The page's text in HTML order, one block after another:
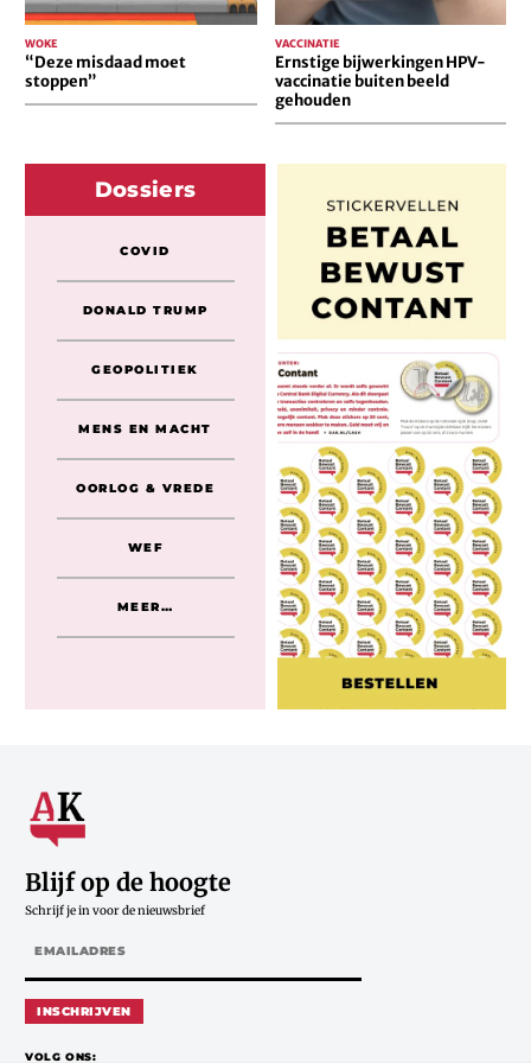
“Deze misdaad moet
stoppen”
WOKE
Ernstige bijwerkingen HPV-
vaccinatie buiten beeld
gehouden
VACCINATIE
Dossiers
COVID
DONALD TRUMP
GEOPOLITIEK
MENS EN MACHT
OORLOG & VREDE
WEF
MEER…
Blijf op de hoogte
Schrijf je in voor de nieuwsbrief
INSCHRIJVEN
VOLG ONS: